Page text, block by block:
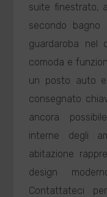
suite finestrato,
secondo bagno
guardaroba nel
comoda e
un posto auto e
consegnato
ancora
interne degli
abitazione
design
Contattateci